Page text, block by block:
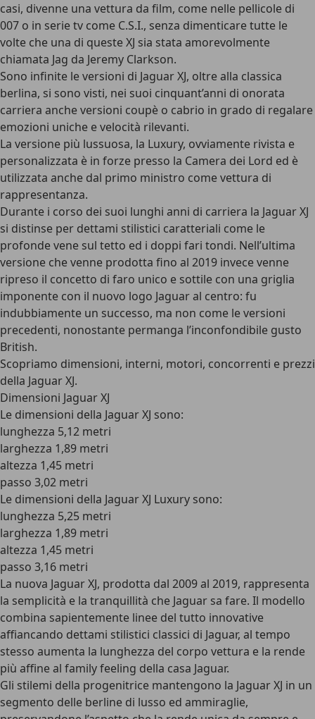
casi, divenne una vettura da film, come nelle pellicole di
007 o in serie tv come C.S.I., senza dimenticare tutte le
volte che una di queste XJ sia stata amorevolmente
chiamata Jag da Jeremy Clarkson.
Sono infinite le versioni di Jaguar XJ, oltre alla classica
berlina, si sono visti, nei suoi cinquant’anni di onorata
carriera ancheversioni coupè o cabrio in grado di regalare
emozioni uniche e velocità rilevanti.
La versione più lussuosa, la Luxury, ovviamente rivista e
personalizzata è in forze presso la Camera dei Lord ed è
utilizzata anche dal primo ministro come vettura di
rappresentanza.
Durante i corso dei suoi lunghi anni di carriera la Jaguar XJ
si distinse per dettami stilistici caratteriali come le
profonde vene sul tetto ed i doppi fari tondi. Nell’ultima
versione che venne prodotta fino al 2019 invece venne
ripreso il concetto di faro unico e sottile con una griglia
imponente con il nuovo logo Jaguar al centro: fu
indubbiamente un successo, ma non come le versioni
precedenti, nonostante permanga l’inconfondibile gusto
British.
Scopriamo dimensioni, interni, motori, concorrenti e prezzi
della Jaguar XJ.
Dimensioni Jaguar XJ
Le dimensioni della Jaguar XJ sono:
lunghezza 5,12 metri
larghezza 1,89 metri
altezza 1,45 metri
passo 3,02 metri
Le dimensioni della Jaguar XJ Luxury sono:
lunghezza 5,25 metri
larghezza 1,89 metri
altezza 1,45 metri
passo 3,16 metri
La nuova Jaguar XJ, prodotta dal 2009 al 2019, rappresenta
la semplicità e la tranquillità che Jaguar sa fare. Il modello
combina sapientemente linee del tutto innovative
affiancando dettami stilistici classici di Jaguar, al tempo
stesso aumenta la lunghezza del corpo vettura e la rende
più affine al family feeling della casa Jaguar.
Gli stilemi della progenitrice mantengono la Jaguar XJ in un
segmento delle berline di lusso ed ammiraglie,